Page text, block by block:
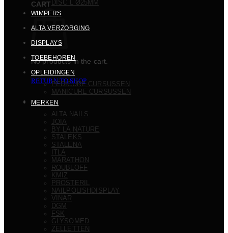
CART
No products in the cart.
RETURN TO SHOP
DISC L Ø25MM
WIMPERS
ALTA VERZORGING
DISPLAYS
TOEBEHOREN
OPLEIDINGEN
PEDICURE CURSUSSEN
MANICURE CURSUSSEN
MERKEN
ALTA NAILS
JOIA
BY LA NATURE
STALEKS
STALENA
ITLA
MARATHON
ROUBLOFF
KMIZ
PROSTERIL
NAILPOLISHDISPLAY
VINAR
DGM
FSK
GLYSOMED
ZELLETTEN